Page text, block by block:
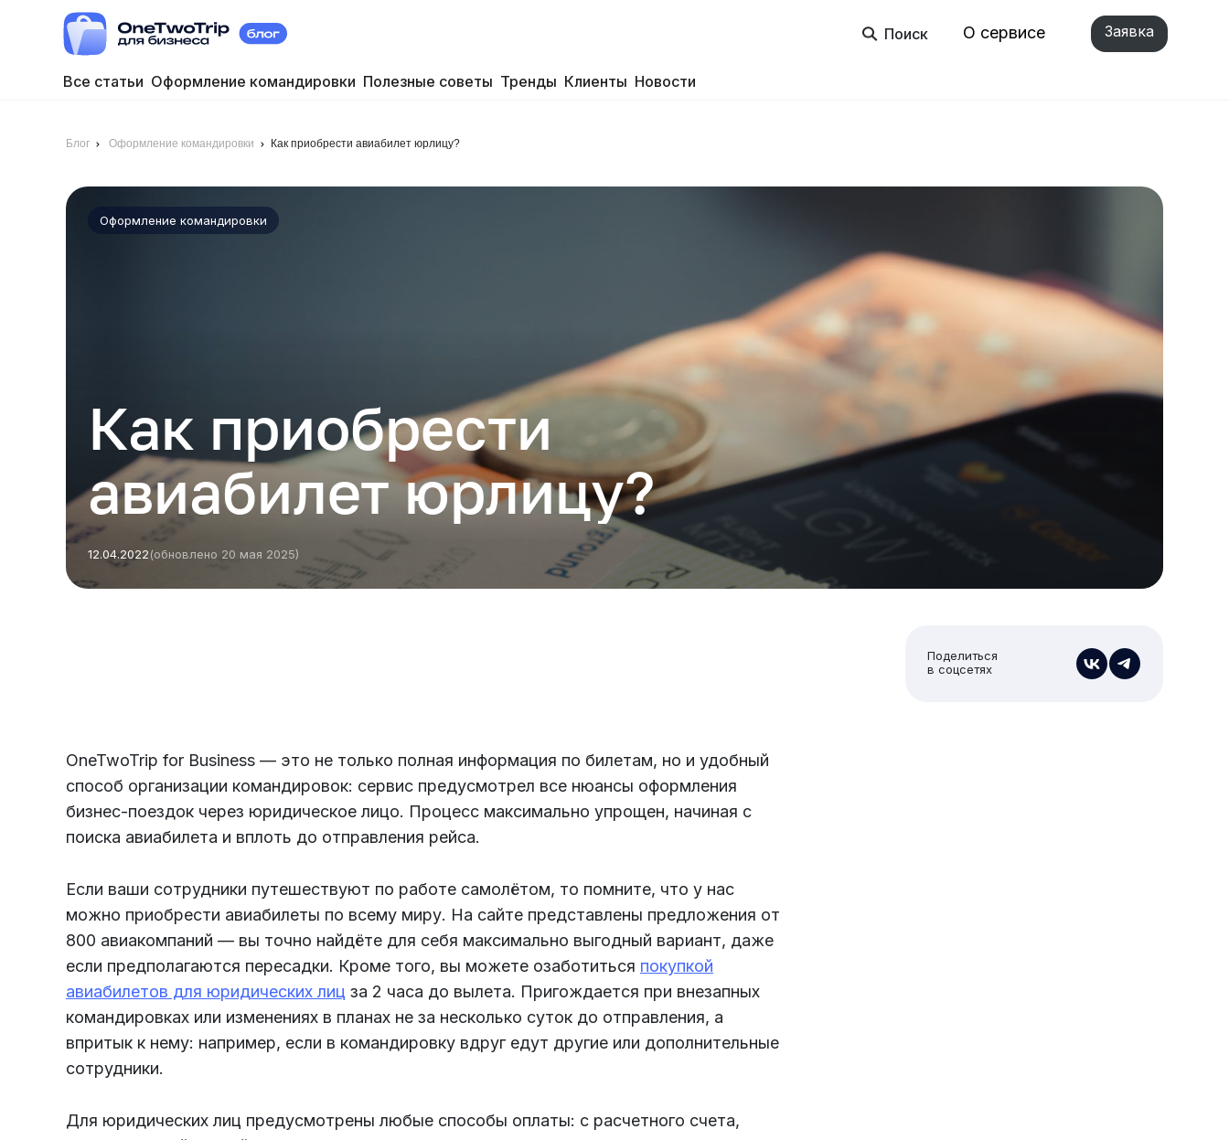
Поиск О сервисе Заявка
Все статьи Оформление командировки Полезные советы Тренды Клиенты Новости
Блог Оформление командировки Как приобрести авиабилет юрлицу?
Оформление командировки
Как приобрести
авиабилет юрлицу?
12.04.2022(обновлено 20 мая 2025)
Поделиться
в соцсетях
OneTwoTrip for Business — это не только полная информация по билетам, но и удобный
способ организации командировок: сервис предусмотрел все нюансы оформления
бизнес-поездок через юридическое лицо. Процесс максимально упрощен, начиная с
поиска авиабилета и вплоть до отправления рейса.
Если ваши сотрудники путешествуют по работе самолётом, то помните, что у нас
можно приобрести авиабилеты по всему миру. На сайте представлены предложения от
800 авиакомпаний — вы точно найдёте для себя максимально выгодный вариант, даже
если предполагаются пересадки. Кроме того, вы можете озаботиться покупкой
авиабилетов для юридических лиц за 2 часа до вылета. Пригождается при внезапных
командировках или изменениях в планах не за несколько суток до отправления, а
впритык к нему: например, если в командировку вдруг едут другие или дополнительные
сотрудники.
Для юридических лиц предусмотрены любые способы оплаты: с расчетного счета,